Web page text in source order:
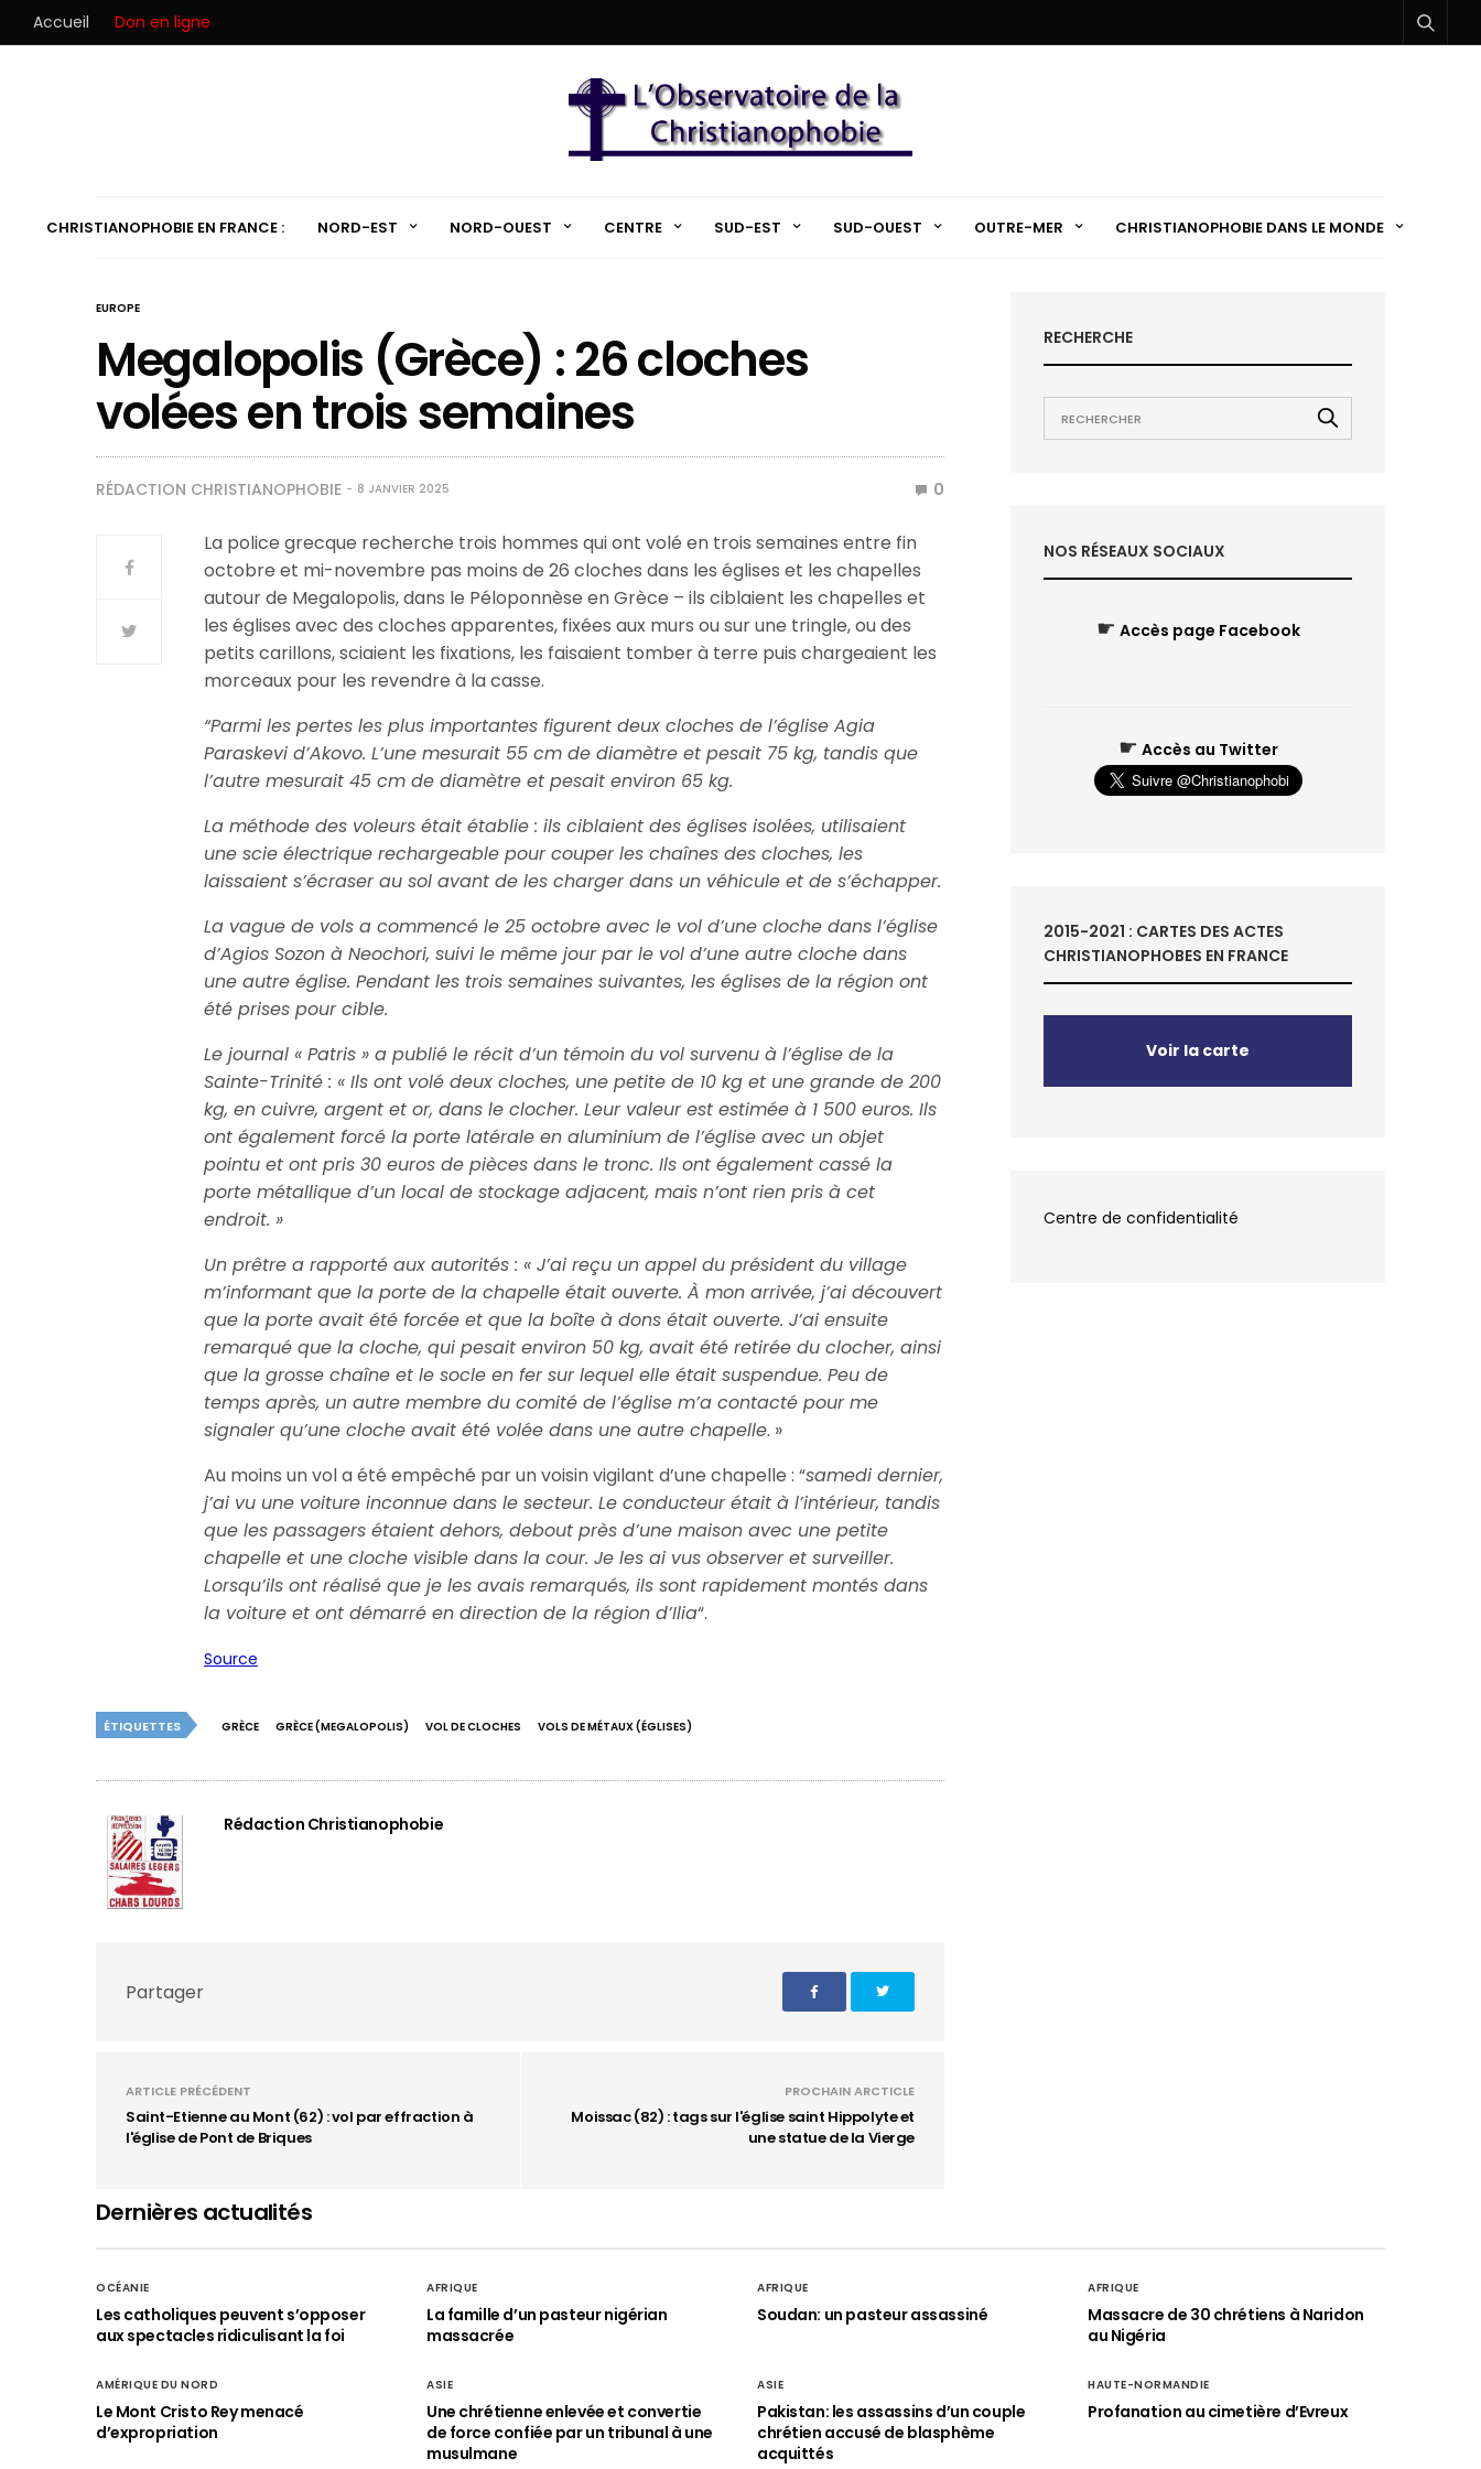
Accueil Don en ligne
CHRISTIANOPHOBIE EN FRANCE : NORD-EST NORD-OUEST CENTRE SUD-EST SUD-OUEST OUTRE-MER CHRISTIANOPHOBIE DANS LE MONDE
EUROPE
Megalopolis (Grèce) : 26 cloches
volées en trois semaines
RÉDACTION CHRISTIANOPHOBIE 8 JANVIER 2025 0
La police grecque recherche trois hommes qui ont volé en trois semaines entre fin
octobre et mi-novembre pas moins de 26 cloches dans les églises et les chapelles
autour de Megalopolis, dans le Péloponnèse en Grèce – ils ciblaient les chapelles et
les églises avec des cloches apparentes, fixées aux murs ou sur une tringle, ou des
petits carillons, sciaient les fixations, les faisaient tomber à terre puis chargeaient les
morceaux pour les revendre à la casse.
“Parmi les pertes les plus importantes figurent deux cloches de l’église Agia
Paraskevi d’Akovo. L’une mesurait 55 cm de diamètre et pesait 75 kg, tandis que
l’autre mesurait 45 cm de diamètre et pesait environ 65 kg.
La méthode des voleurs était établie : ils ciblaient des églises isolées, utilisaient
une scie électrique rechargeable pour couper les chaînes des cloches, les
laissaient s’écraser au sol avant de les charger dans un véhicule et de s’échapper.
La vague de vols a commencé le 25 octobre avec le vol d’une cloche dans l’église
d’Agios Sozon à Neochori, suivi le même jour par le vol d’une autre cloche dans
une autre église. Pendant les trois semaines suivantes, les églises de la région ont
été prises pour cible.
Le journal « Patris » a publié le récit d’un témoin du vol survenu à l’église de la
Sainte-Trinité : « Ils ont volé deux cloches, une petite de 10 kg et une grande de 200
kg, en cuivre, argent et or, dans le clocher. Leur valeur est estimée à 1 500 euros. Ils
ont également forcé la porte latérale en aluminium de l’église avec un objet
pointu et ont pris 30 euros de pièces dans le tronc. Ils ont également cassé la
porte métallique d’un local de stockage adjacent, mais n’ont rien pris à cet
endroit. »
Un prêtre a rapporté aux autorités : « J’ai reçu un appel du président du village
m’informant que la porte de la chapelle était ouverte. À mon arrivée, j’ai découvert
que la porte avait été forcée et que la boîte à dons était ouverte. J’ai ensuite
remarqué que la cloche, qui pesait environ 50 kg, avait été retirée du clocher, ainsi
que la grosse chaîne et le socle en fer sur lequel elle était suspendue. Peu de
temps après, un autre membre du comité de l’église m’a contacté pour me
signaler qu’une cloche avait été volée dans une autre chapelle. »
Au moins un vol a été empêché par un voisin vigilant d’une chapelle : “samedi dernier,
j’ai vu une voiture inconnue dans le secteur. Le conducteur était à l’intérieur, tandis
que les passagers étaient dehors, debout près d’une maison avec une petite
chapelle et une cloche visible dans la cour. Je les ai vus observer et surveiller.
Lorsqu’ils ont réalisé que je les avais remarqués, ils sont rapidement montés dans
la voiture et ont démarré en direction de la région d’Ilia“.
Source
ÉTIQUETTES GRÈCE GRÈCE (MEGALOPOLIS) VOL DE CLOCHES VOLS DE MÉTAUX (ÉGLISES)
Rédaction Christianophobie
Partager
ARTICLE PRÉCÉDENT
Saint-Etienne au Mont (62) : vol par effraction à
l'église de Pont de Briques
PROCHAIN ARCTICLE
Moissac (82) : tags sur l'église saint Hippolyte et
une statue de la Vierge
RECHERCHE
NOS RÉSEAUX SOCIAUX
☛ Accès page Facebook
☛ Accès au Twitter
2015-2021 : CARTES DES ACTES
CHRISTIANOPHOBES EN FRANCE
Voir la carte
Centre de confidentialité
Dernières actualités
OCÉANIE
Les catholiques peuvent s’opposer
aux spectacles ridiculisant la foi
AFRIQUE
La famille d’un pasteur nigérian
massacrée
AFRIQUE
Soudan: un pasteur assassiné
AFRIQUE
Massacre de 30 chrétiens à Naridon
au Nigéria
AMÉRIQUE DU NORD
Le Mont Cristo Rey menacé
d’expropriation
ASIE
Une chrétienne enlevée et convertie
de force confiée par un tribunal à une
musulmane
ASIE
Pakistan: les assassins d’un couple
chrétien accusé de blasphème
acquittés
HAUTE-NORMANDIE
Profanation au cimetière d’Evreux